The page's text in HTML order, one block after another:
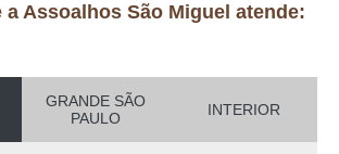
arranhado orçamento Jardim Leonor
de piso em madeiras Mirante da Mata
a Assoalhos São Miguel atende:
GRANDE SÃO
PAULO
INTERIOR